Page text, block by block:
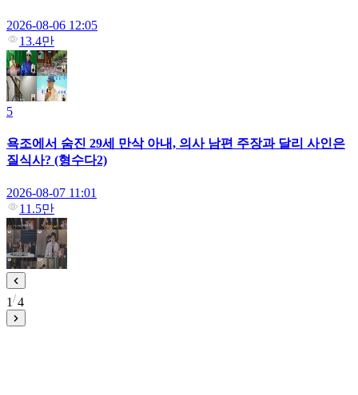
2026-08-06 12:05
13.4만
5
욕조에서 숨진 29세 만삭 아내, 의사 남편 주장과 달리 사인은
질식사? (형수다2)
2026-08-07 11:01
11.5만
1 4